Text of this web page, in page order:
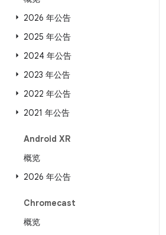
2026 年公告
2025 年公告
2024 年公告
2023 年公告
2022 年公告
2021 年公告
Android XR
概览
2026 年公告
Chromecast
概览